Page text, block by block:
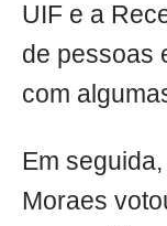
UIF e a
de pessoas
com
Em
Moraes